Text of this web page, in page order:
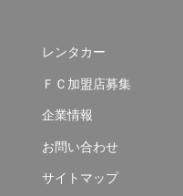
レンタカー
ＦＣ加盟店募集
企業情報
お問い合わせ
サイトマップ